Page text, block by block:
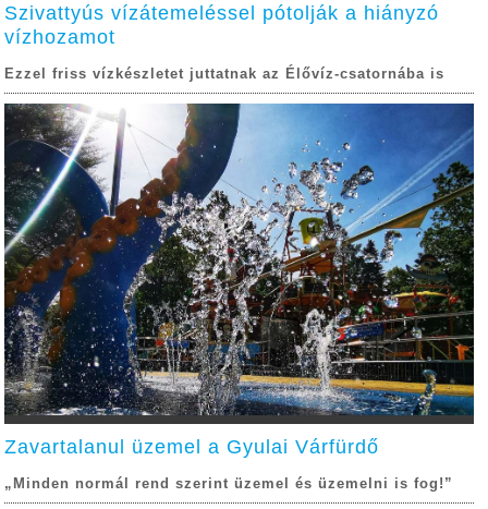
Szivattyús vízátemeléssel pótolják a hiányzó
vízhozamot
Ezzel friss vízkészletet juttatnak az Élővíz-csatornába is
Zavartalanul üzemel a Gyulai Várfürdő
„Minden normál rend szerint üzemel és üzemelni is fog!”